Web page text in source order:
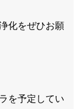
化をぜひお願
を予定してい